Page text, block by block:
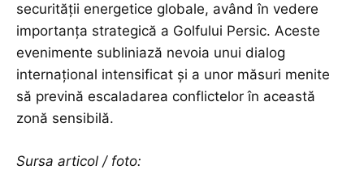
securității energetice globale, având în vedere
importanța strategică a Golfului Persic. Aceste
evenimente subliniază nevoia unui dialog
internațional intensificat și a unor măsuri menite
să prevină escaladarea conflictelor în această
zonă sensibilă.
Sursa articol / foto: